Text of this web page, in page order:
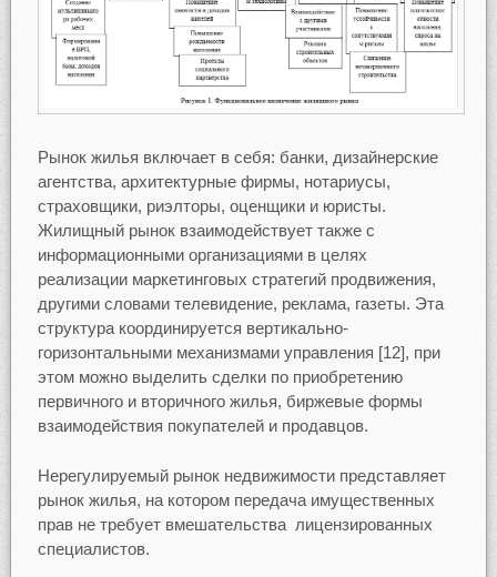
Рынок жилья включает в себя: банки, дизайнерские
агентства, архитектурные фирмы, нотариусы,
страховщики, риэлторы, оценщики и юристы.
Жилищный рынок взаимодействует также с
информационными организациями в целях
реализации маркетинговых стратегий продвижения,
другими словами телевидение, реклама, газеты. Эта
структура координируется вертикально-
горизонтальными механизмами управления [12], при
этом можно выделить сделки по приобретению
первичного и вторичного жилья, биржевые формы
взаимодействия покупателей и продавцов.
Нерегулируемый рынок недвижимости представляет
рынок жилья, на котором передача имущественных
прав не требует вмешательства лицензированных
специалистов.